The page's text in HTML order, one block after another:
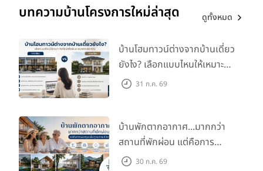
บทความบ้านโครงการใหม่ล่าสุด ดูทั้งหมด
บ้านโฮมทาวน์ต่างจากบ้านเดี่ยว
ยังไง? เลือกแบบไหนให้เหมาะ
กับไลฟ์สไตล์และอนาคตของ
31 ก.ค. 69
บ้านพักตากอากาศ...มากกว่า
สถานที่พักผ่อน แต่คือการ
ลงทุนเพื่อคุณภาพชีวิต
30 ก.ค. 69